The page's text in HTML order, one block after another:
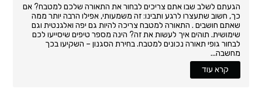
הגעתם לשלב שבו אתם צריכים לבחור את התאורה שלכם למטבח? אם
כך, חשוב שתעצרו לרגע ותבינו: זה משמעותי, אפילו הרבה יותר ממה
שאתם חושבים . התאורה למטבח צריכה להיות גם יפה ואלגנטית וגם
שימושית. תוהים איך לעשות את זה? הינה מספר טיפים שיסייעו לכם
לבחור גופי תאורה נכונים למטבח. בחירת הסגנון – השקיעו בכך
מחשבה...
קרא עוד